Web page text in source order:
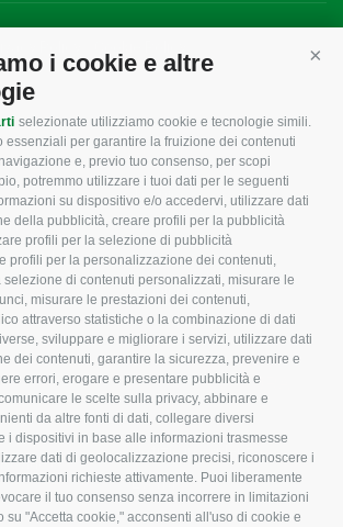
i cookie e altre
selezionate utilizziamo cookie e tecnologie simili.
essenziali per garantire la fruizione dei contenuti
e, previo tuo consenso, per scopi
potremmo utilizzare i tuoi dati per le seguenti
su dispositivo e/o accedervi, utilizzare dati
della pubblicità, creare profili per la pubblicità
profili per la selezione di pubblicità
profili per la personalizzazione dei contenuti,
di contenuti personalizzati, misurare le
misurare le prestazioni dei contenuti,
attraverso statistiche o la combinazione di dati
sviluppare e migliorare i servizi, utilizzare dati
dei contenuti, garantire la sicurezza, prevenire e
errori, erogare e presentare pubblicità e
le scelte sulla privacy, abbinare e
da altre fonti di dati, collegare diversi
i dispositivi in base alle informazioni trasmesse
dati di geolocalizzazione precisi, riconoscere i
richieste attivamente. Puoi liberamente
il tuo consenso senza incorrere in limitazioni
su "Accetta cookie," acconsenti all'uso di cookie e
e
CONFAGRICOLTURA
INFORMA
Tecnico
Fiscale
Lavoro
Ambiente
Associazione
CONFAGRICOLTURA
ATTIVA
Notizie in evidenza
Eventi
Comunicati Stampa